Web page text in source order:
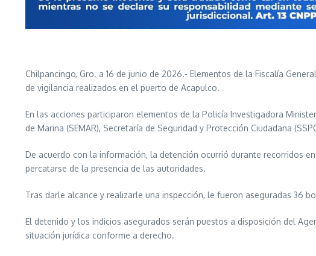
Chilpancingo, Gro. a 16 de junio de 2026.- Elementos de la Fiscalía
de vigilancia realizados en el puerto de Acapulco.
En las acciones participaron elementos de la Policía Investigadora
de Marina (SEMAR), Secretaría de Seguridad y Protección Ciudadana
De acuerdo con la información, la detención ocurrió durante recorridos
percatarse de la presencia de las autoridades.
Tras darle alcance y realizarle una inspección, le fueron aseguradas 36
El detenido y los indicios asegurados serán puestos a disposición del
situación jurídica conforme a derecho.